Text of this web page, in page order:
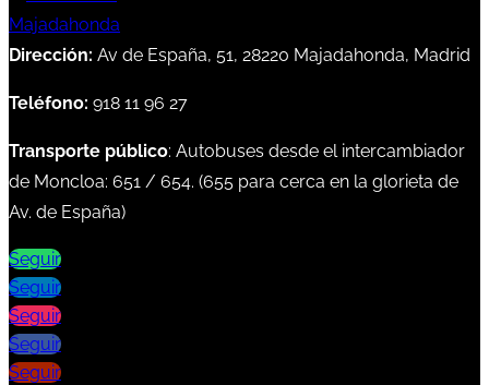
Dirección: Av de España, 51, 28220 Majadahonda, Madrid
Teléfono: 918 11 96 27
Transporte público: Autobuses desde el intercambiador
de Moncloa: 651 / 654. (655 para cerca en la glorieta de
Av. de España)
Seguir
Seguir
Seguir
Seguir
Seguir